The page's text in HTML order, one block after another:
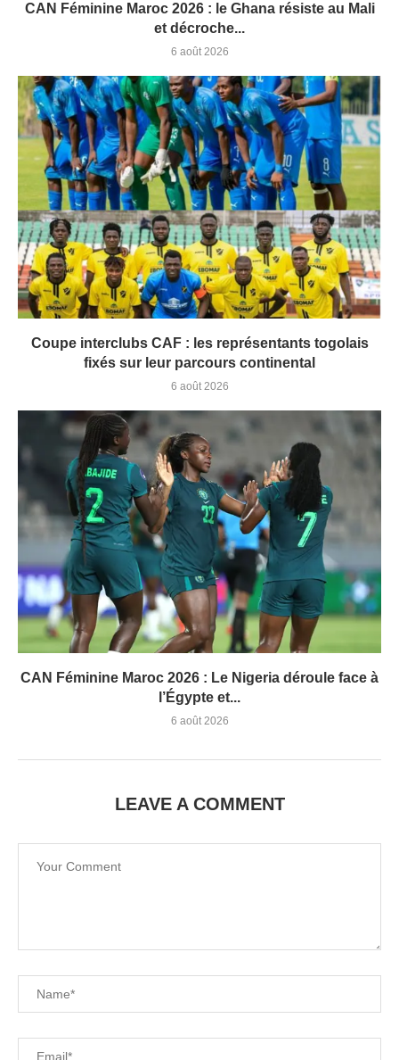
CAN Féminine Maroc 2026 : le Ghana résiste au Mali
et décroche...
6 août 2026
Coupe interclubs CAF : les représentants togolais
fixés sur leur parcours continental
6 août 2026
CAN Féminine Maroc 2026 : Le Nigeria déroule face à
l’Égypte et...
6 août 2026
LEAVE A COMMENT